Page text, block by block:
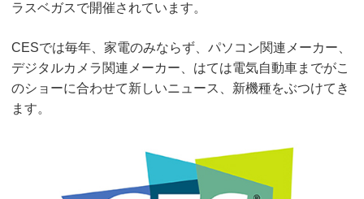
ラスベガスで開催されています。
CESでは毎年、家電のみならず、パソコン関連メーカー、
デジタルカメラ関連メーカー、はては電気自動車までがこ
のショーに合わせて新しいニュース、新機種をぶつけてき
ます。